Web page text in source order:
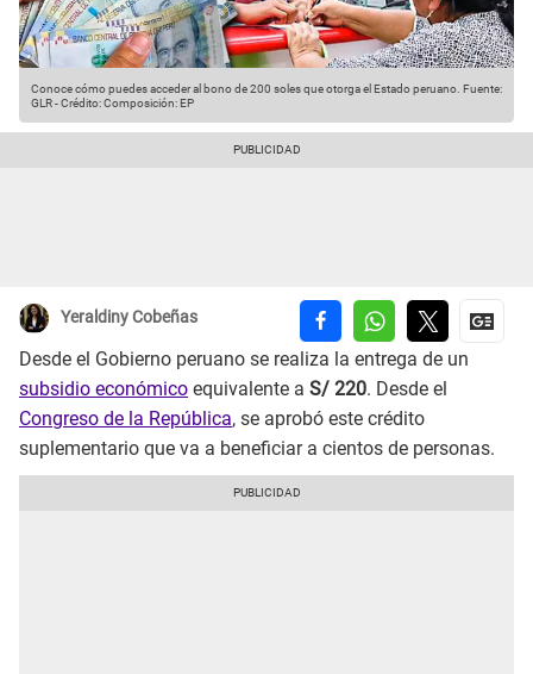
Conoce cómo puedes acceder al bono de 200 soles que otorga el Estado peruano. Fuente:
GLR-Crédito: Composición: EP
Yeraldiny Cobeñas
Desde el Gobierno peruano se realiza la entrega de un
subsidio económico equivalente a S/ 220. Desde el
Congreso de la República, se aprobó este crédito
suplementario que va a beneficiar a cientos de personas.